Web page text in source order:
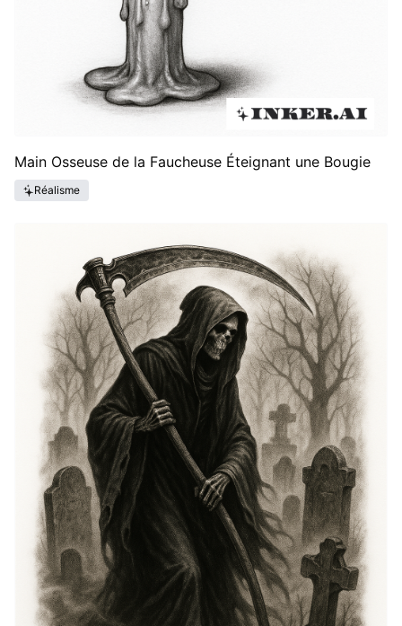
Main Osseuse de la Faucheuse Éteignant une Bougie
Réalisme